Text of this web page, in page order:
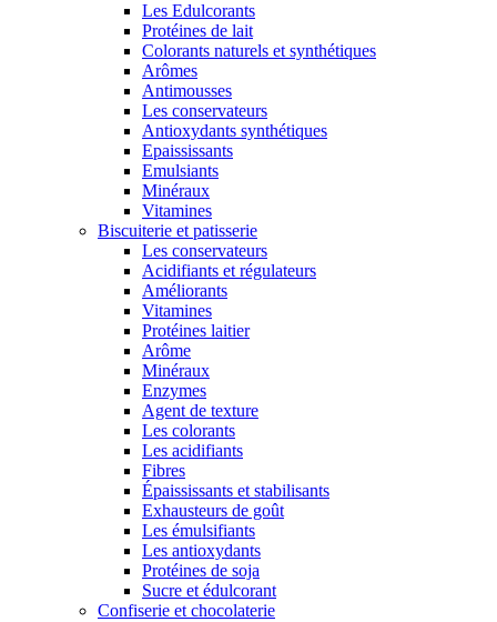
Les Edulcorants
Protéines de lait
Colorants naturels et synthétiques
Arômes
Antimousses
Les conservateurs
Antioxydants synthétiques
Epaississants
Emulsiants
Minéraux
Vitamines
Biscuiterie et patisserie
Les conservateurs
Acidifiants et régulateurs
Améliorants
Vitamines
Protéines laitier
Arôme
Minéraux
Enzymes
Agent de texture
Les colorants
Les acidifiants
Fibres
Épaississants et stabilisants
Exhausteurs de goût
Les émulsifiants
Les antioxydants
Protéines de soja
Sucre et édulcorant
Confiserie et chocolaterie